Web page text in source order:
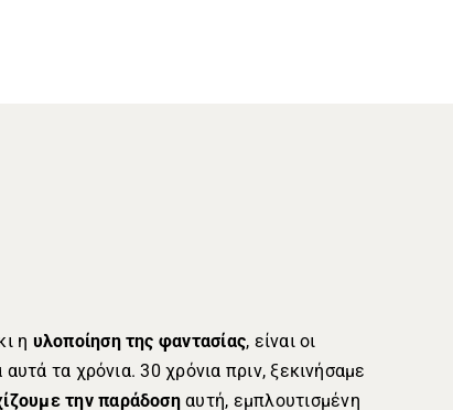
η υλοποίηση της φαντασίας, είναι οι
τα χρόνια. 30 χρόνια πριν, ξεκινήσαμε
την παράδοσηαυτή, εμπλουτισμένη